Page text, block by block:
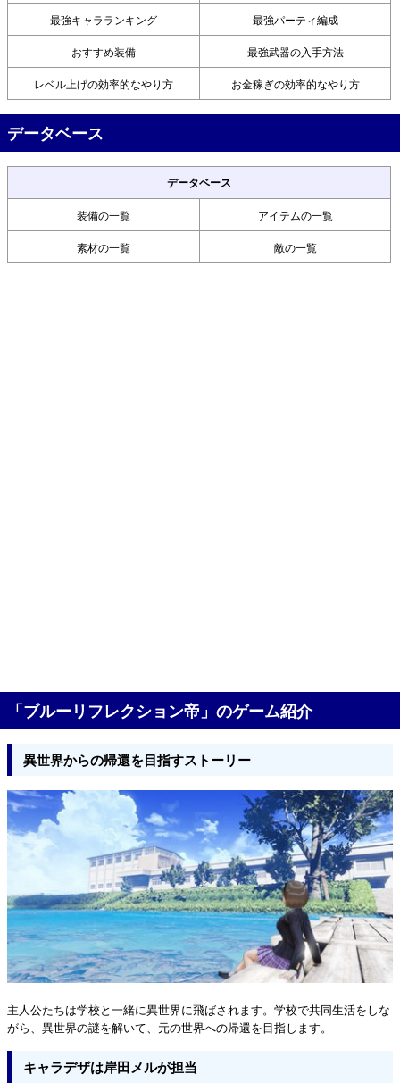
最強キャラランキング 最強パーティ編成
おすすめ装備 最強武器の入手方法
レベル上げの効率的なやり方 お金稼ぎの効率的なやり方
データベース
データベース
装備の一覧 アイテムの一覧
素材の一覧 敵の一覧
「ブルーリフレクション帝」のゲーム紹介
異世界からの帰還を目指すストーリー
主人公たちは学校と一緒に異世界に飛ばされます。学校で共同生活をしな
がら、異世界の謎を解いて、元の世界への帰還を目指します。
キャラデザは岸田メルが担当